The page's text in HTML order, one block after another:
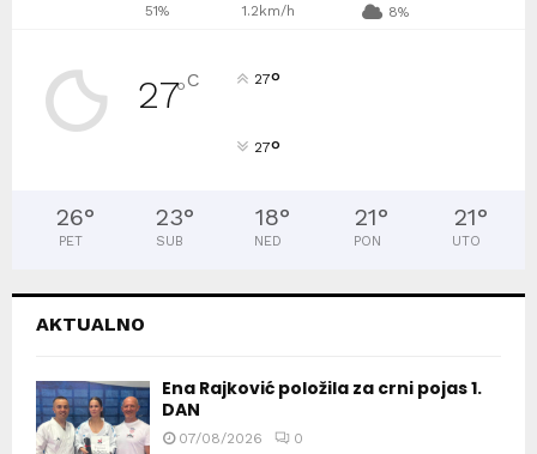
51% 1.2km/h 8%
27°C 27°
27°
26°
PET
23°
SUB
18°
NED
21°
PON
21°
UTO
AKTUALNO
Ena Rajković položila za crni pojas 1.
DAN
07/08/2026 0